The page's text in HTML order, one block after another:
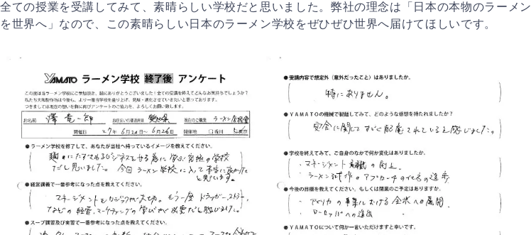
全ての授業を受講してみて、素晴らしい学校だと思いました。弊社の理念は「日本の本物のラーメン
を世界へ」なので、この素晴らしい日本のラーメン学校をぜひぜひ世界へ届けてほしいです。